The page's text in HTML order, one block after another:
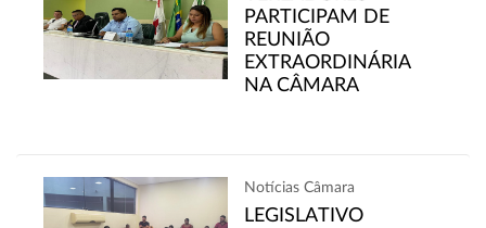
PARTICIPAM DE
REUNIÃO
EXTRAORDINÁRIA
NA CÂMARA
Notícias Câmara
LEGISLATIVO